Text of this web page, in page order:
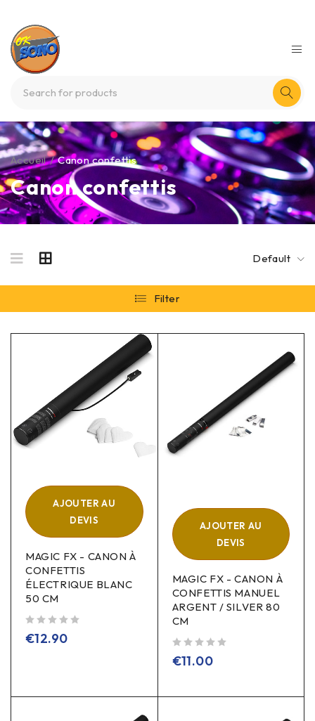
Canon confettis
Accueil / Canon confettis
Default
Filter
AJOUTER AU
DEVIS
MAGIC FX - CANON À
CONFETTIS
ÉLECTRIQUE BLANC
50 CM
€12.90
AJOUTER AU
DEVIS
MAGIC FX - CANON À
CONFETTIS MANUEL
ARGENT / SILVER 80
CM
€11.00